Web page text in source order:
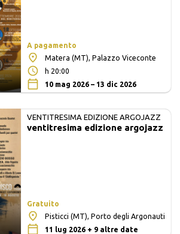
A pagamento
Matera (MT), Palazzo Viceconte
h 20:00
10 mag 2026 – 13 dic 2026
VENTITRESIMA EDIZIONE ARGOJAZZ
ventitresima edizione argojazz
Gratuito
Pisticci (MT), Porto degli Argonauti
11 lug 2026 + 9 altre date